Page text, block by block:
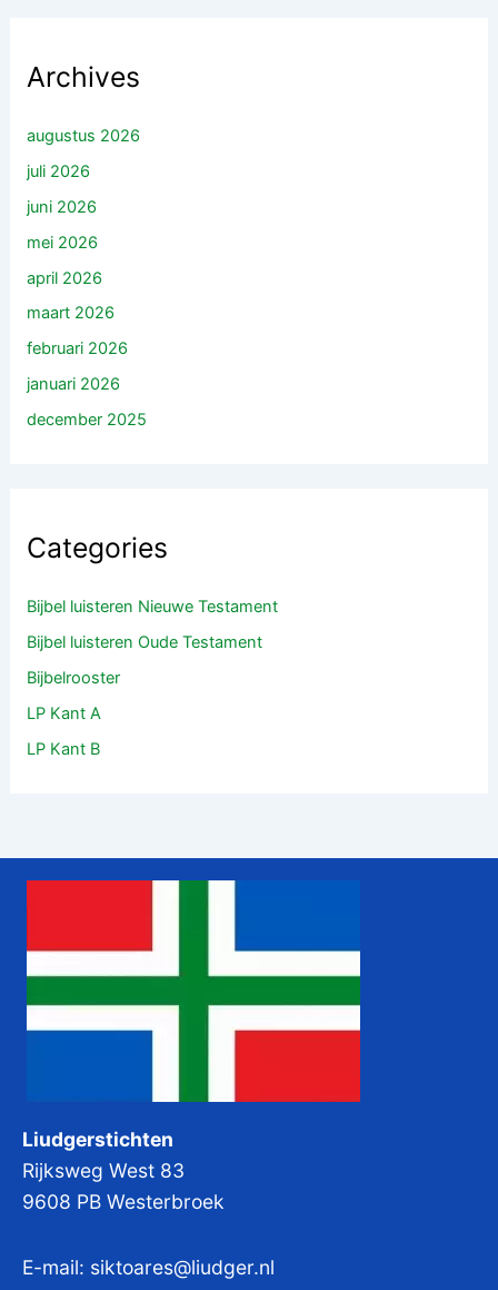
Archives
augustus 2026
juli 2026
juni 2026
mei 2026
april 2026
maart 2026
februari 2026
januari 2026
december 2025
Categories
Bijbel luisteren Nieuwe Testament
Bijbel luisteren Oude Testament
Bijbelrooster
LP Kant A
LP Kant B
Liudgerstichten
Rijksweg West 83
9608 PB Westerbroek
E-mail: siktoares@liudger.nl